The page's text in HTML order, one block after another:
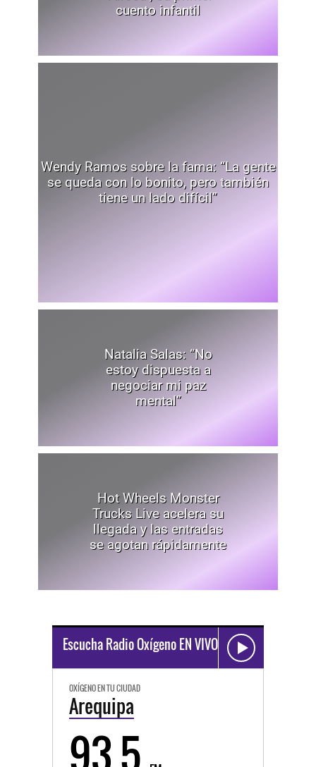
cuento infantil
Wendy Ramos sobre la fama: “La gente
se queda con lo bonito, pero también
tiene un lado difícil”
Natalia Salas: “No
estoy dispuesta a
negociar mi paz
mental”
Hot Wheels Monster
Trucks Live acelera su
llegada y las entradas
se agotan rápidamente
Escucha Radio Oxígeno EN VIVO
OXÍGENO EN TU CIUDAD
Arequipa
93.5